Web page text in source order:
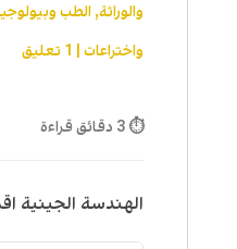
والوراثة, الطب
واختراعات| 1 تعليق
⏱ 3 دقائق قراءة
الهندسة الجينية